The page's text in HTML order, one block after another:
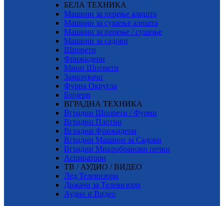
БЕЛА ТЕХНИКА
Машини за перење алишта
Машини за сушење алишта
Машини за перење / сушење
Машини за садови
Шпорети
Фрижидери
Мини Шпорети
Замрзувачи
Фурна Округла
Бојлери
ВГРАДНА ТЕХНИКА
Вградни Шпорети / Фурни
Вградни Плотни
Вградни Фрижидери
Вградни Машини за Садови
Вградни Микробранови печки
Аспиратори
ТВ / АУДИО / ВИДЕО
Лед Телевизори
Држачи за Телевизори
Аудио и Видео